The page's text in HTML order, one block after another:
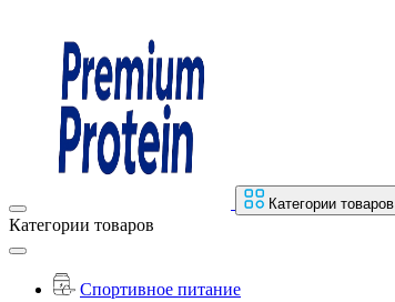
Категории товаров
Категории товаров
Спортивное питание